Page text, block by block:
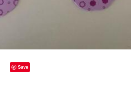
Save